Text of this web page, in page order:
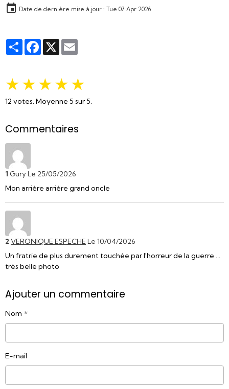
Date de dernière mise à jour : Tue 07 Apr 2026
PartagerFacebook
X
★★★★★
12 votes. Moyenne 5 sur 5.
Commentaires
1 GuryLe 25/05/2026
Mon arrière arrière grand oncle
2 VERONIQUE ESPECHE Le 10/04/2026
Un fratrie de plus durement touchée par l'horreur de la guerre ...
très belle photo
Ajouter un commentaire
Nom
E-mail